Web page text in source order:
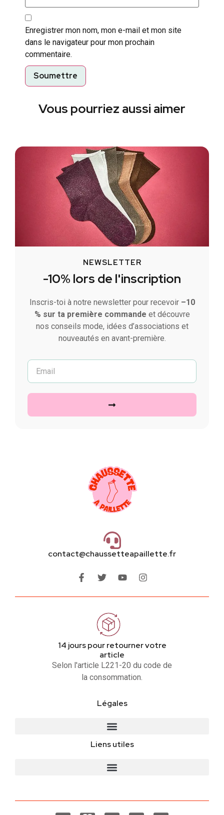
Enregistrer mon nom, mon e-mail et mon site
dans le navigateur pour mon prochain
commentaire.
Vous pourriez aussi aimer
NEWSLETTER
-10% lors de l'inscription
Inscris-toi à notre newsletter pour recevoir –10
% sur ta première commande et découvre
nos conseils mode, idées d’associations et
nouveautés en avant-première.
contact@chaussetteapaillette.fr
14 jours pour retourner votre
article
Selon l'article L221-20 du code de
la consommation.
Légales
Liens utiles